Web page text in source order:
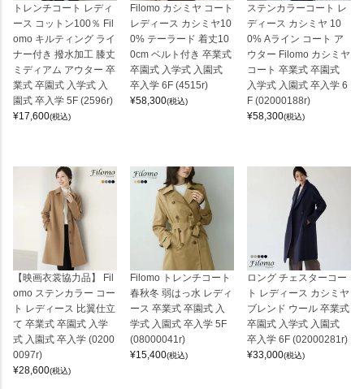
トレンチコート レディ
ース コットン100％ Fil
omo キルティング ライ
ナー付き 撥水加工 膝丈
ミディアム アウター 卒
業式 卒園式 入学式 入
園式 卒入学 5F (2596r)
¥17,600(税込)
Filomo カシミヤ コート
レディース カシミヤ10
0% テーラード 着丈10
0cm ベルト付き 卒業式
卒園式 入学式 入園式
卒入学 6F (4515r)
¥58,300(税込)
ステンカラーコート レ
ディース カシミヤ 10
0% Aライン コート ア
ウター Filomo カシミヤ
コート 卒業式 卒園式
入学式 入園式 卒入学 6
F (02000188r)
¥58,300(税込)
【映画衣裳協力品】 Fil
omo ステンカラー コー
ト レディース 比翼仕立
て 卒業式 卒園式 入学
式 入園式 卒入学 (0200
0097r)
¥28,600(税込)
Filomo トレンチコート
春秋冬 弱はっ水 レディ
ース 卒業式 卒園式 入
学式 入園式 卒入学 5F
(08000041r)
¥15,400(税込)
ロング チェスターコー
ト レディース カシミヤ
ブレンド ウール 卒業式
卒園式 入学式 入園式
卒入学 6F (02000281r)
¥33,000(税込)